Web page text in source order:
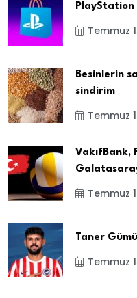
Temmuz
Besinlerin
sindirim
Temmuz
VakıfBank,
Temmuz
Taner
Temmuz